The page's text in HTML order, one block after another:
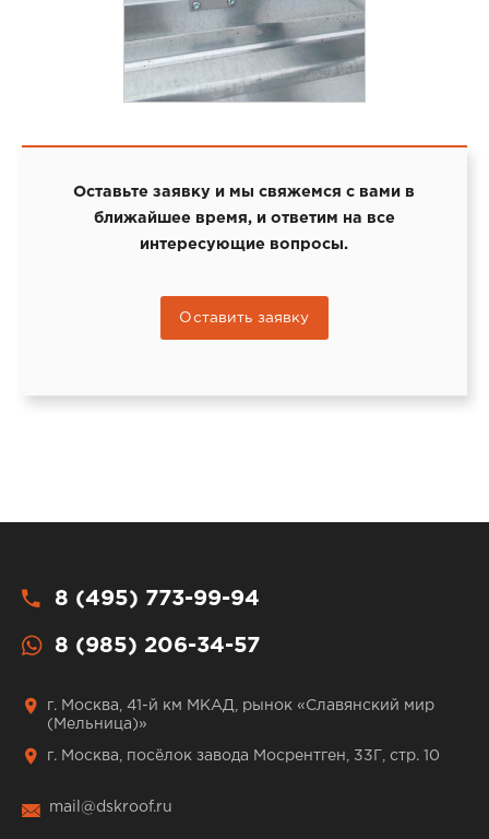
Оставьте заявку и мы свяжемся с вами в
ближайшее время, и ответим на все
интересующие вопросы.
Оставить заявку
8 (495) 773-99-94
8 (985) 206-34-57
г. Москва, 41-й км МКАД, рынок «Славянский мир
(Мельница)»
г. Москва, посёлок завода Мосрентген, 33Г, стр. 10
mail@dskroof.ru